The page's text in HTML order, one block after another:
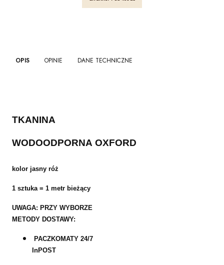
OPIS OPINIE DANE TECHNICZNE
TKANINA
WODOODPORNA OXFORD
kolor jasny róż
1 sztuka = 1 metr bieżący
UWAGA: PRZY WYBORZE
METODY DOSTAWY:
PACZKOMATY 24/7
InPOST